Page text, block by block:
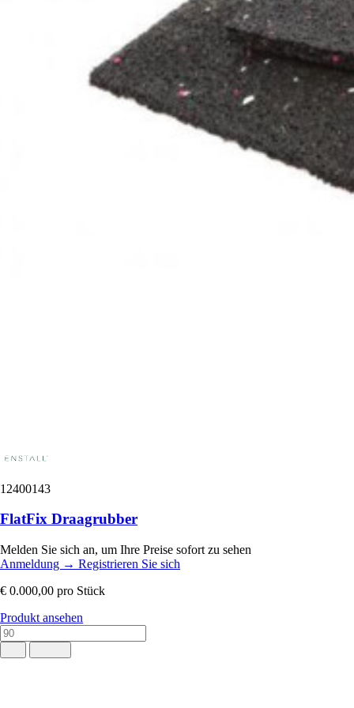
12400143
FlatFix Draagrubber
Melden Sie sich an, um Ihre Preise sofort zu sehen
Anmeldung → Registrieren Sie sich
€ 0.000,00 pro Stück
Produkt ansehen